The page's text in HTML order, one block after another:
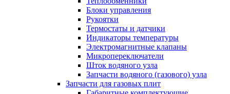
Блоки управления
Рукоятки
Термостаты и датчики
Индикаторы температуры
Электромагнитные клапаны
Микропереключатели
Шток водяного узла
Запчасти водяного (газового) узла
Запчасти для газовых плит